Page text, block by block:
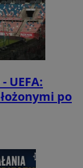
UEFA:
po